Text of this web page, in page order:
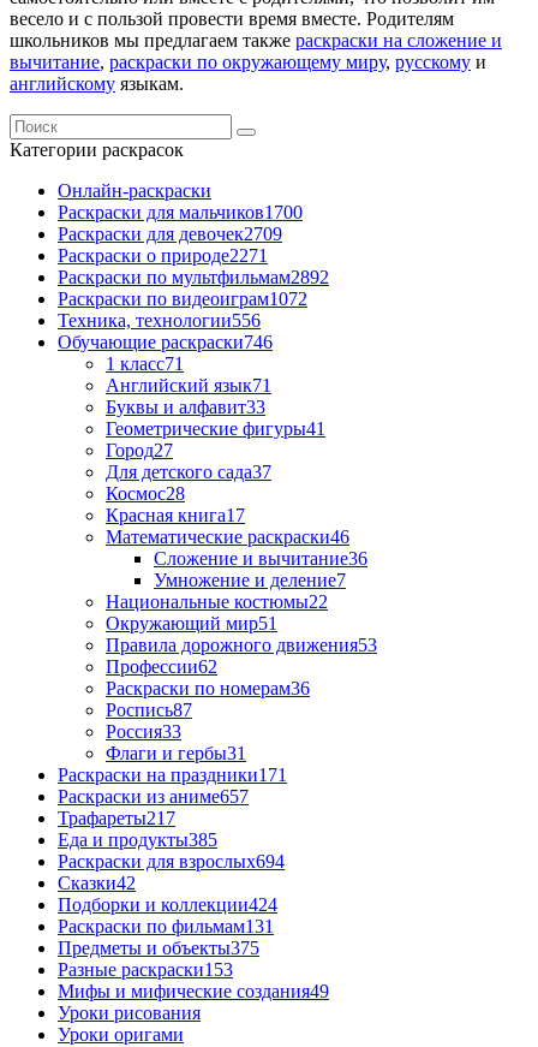
весело и с пользой провести время вместе. Родителям
школьников мы предлагаем также раскраски на сложение и
вычитание, раскраски по окружающему миру, русскому и
английскому языкам.
Категории раскрасок
Онлайн-раскраски
Раскраски для мальчиков1700
Раскраски для девочек2709
Раскраски о природе2271
Раскраски по мультфильмам2892
Раскраски по видеоиграм1072
Техника, технологии556
Обучающие раскраски746
1 класс71
Английский язык71
Буквы и алфавит33
Геометрические фигуры41
Город27
Для детского сада37
Космос28
Красная книга17
Математические раскраски46
Сложение и вычитание36
Умножение и деление7
Национальные костюмы22
Окружающий мир51
Правила дорожного движения53
Профессии62
Раскраски по номерам36
Роспись87
Россия33
Флаги и гербы31
Раскраски на праздники171
Раскраски из аниме657
Трафареты217
Еда и продукты385
Раскраски для взрослых694
Сказки42
Подборки и коллекции424
Раскраски по фильмам131
Предметы и объекты375
Разные раскраски153
Мифы и мифические создания49
Уроки рисования
Уроки оригами